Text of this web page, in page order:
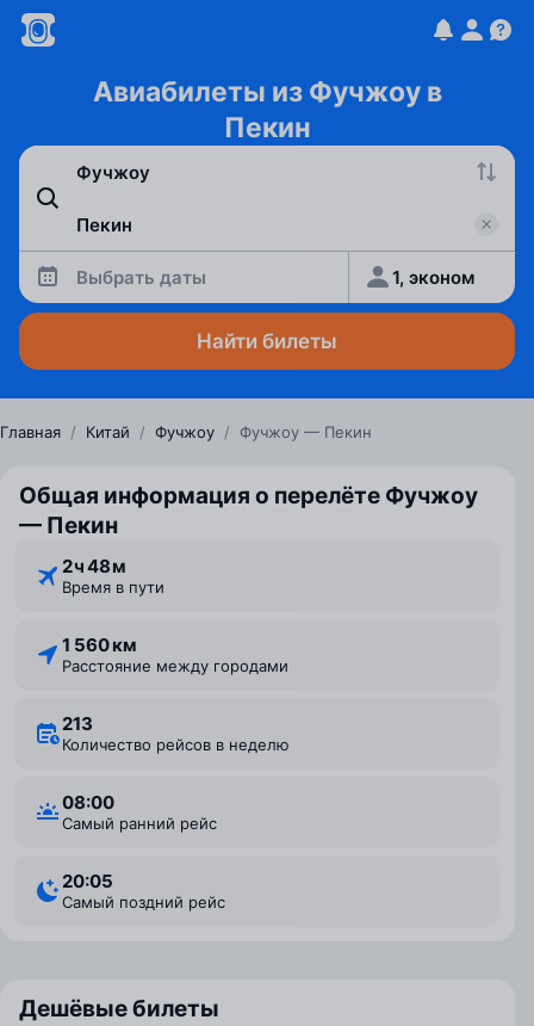
Авиабилеты из Фучжоу в
Пекин
Выбрать даты 1, эконом
Найти билеты
Главная / Китай / Фучжоу / Фучжоу — Пекин
Общая информация о перелёте Фучжоу
— Пекин
2 ⁠ч 48 ⁠м
Время в пути
1 560 км
Расстояние между городами
213
Количество рейсов в неделю
08:00
Самый ранний рейс
20:05
Самый поздний рейс
Дешёвые билеты